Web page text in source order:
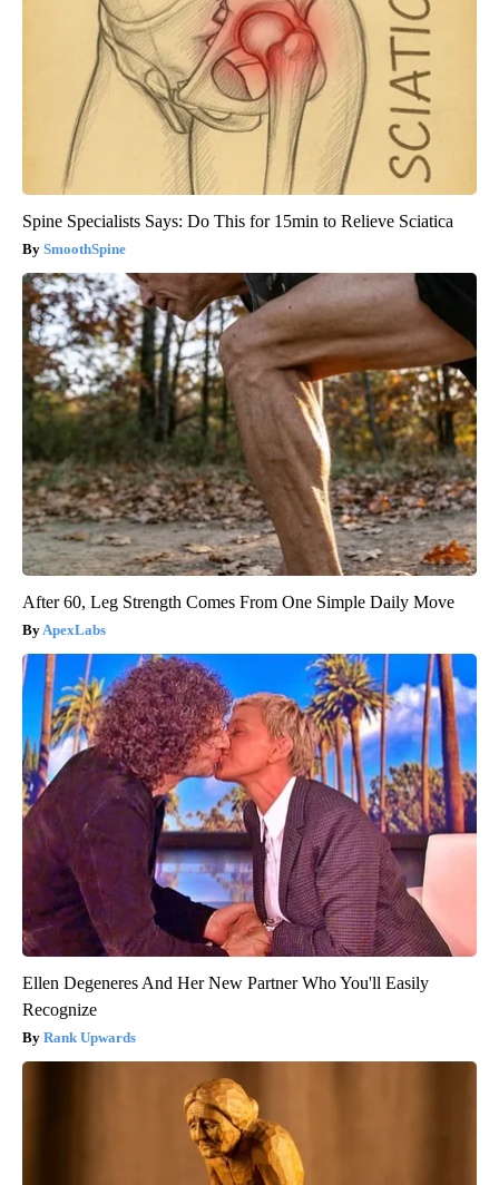
Spine Specialists Says: Do This for 15min to Relieve Sciatica
SmoothSpine
After 60, Leg Strength Comes From One Simple Daily Move
ApexLabs
Ellen Degeneres And Her New Partner Who You'll Easily
Recognize
Rank Upwards